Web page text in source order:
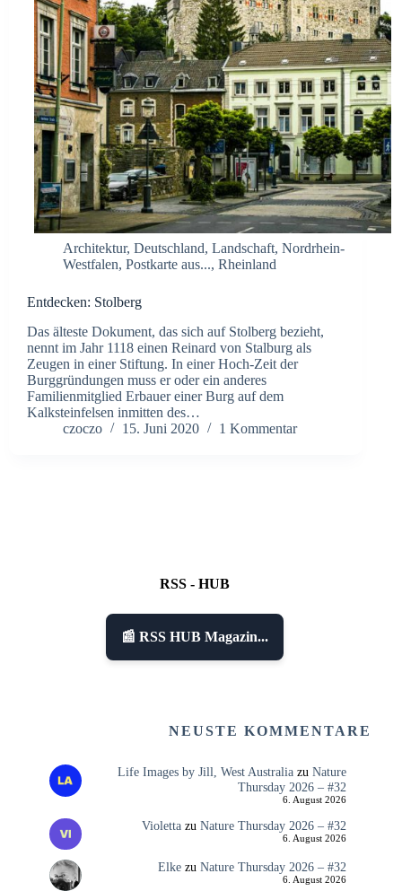
Architektur, Deutschland, Landschaft, Nordrhein-
Westfalen, Postkarte aus..., Rheinland
Entdecken: Stolberg
Das älteste Dokument, das sich auf Stolberg bezieht,
nennt im Jahr 1118 einen Reinard von Stalburg als
Zeugen in einer Stiftung. In einer Hoch-Zeit der
Burggründungen muss er oder ein anderes
Familienmitglied Erbauer einer Burg auf dem
Kalksteinfelsen inmitten des…
czoczo
15. Juni 2020 1 Kommentar
RSS - HUB
📰 RSS HUB Magazin...
NEUSTE KOMMENTARE
Life Images by Jill, West Australiazu Nature
Thursday 2026 – #32
6. August 2026
Violettazu Nature Thursday 2026 – #32
6. August 2026
Elkezu Nature Thursday 2026 – #32
6. August 2026